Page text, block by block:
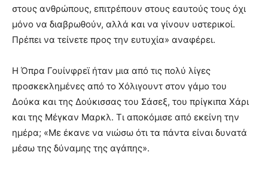
στους ανθρώπους, επιτρέπουν στους εαυτούς τους όχι
μόνο να διαβρωθούν, αλλά και να γίνουν υστερικοί.
Πρέπει να τείνετε προς την ευτυχία» αναφέρει.
Η Όπρα Γουίνφρεϊ ήταν μια από τις πολύ λίγες
προσκεκλημένες από το Χόλιγουντ στον γάμο του
Δούκα και της Δούκισσας του Σάσεξ, του πρίγκιπα Χάρι
και της Μέγκαν Μαρκλ. Τι αποκόμισε από εκείνη την
ημέρα; «Με έκανε να νιώσω ότι τα πάντα είναι δυνατά
μέσω της δύναμης της αγάπης».